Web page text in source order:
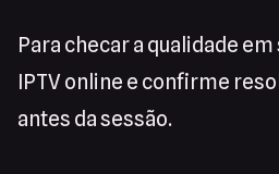
Para checar a qualidade em
IPTV online e confirme
antes da sessão.